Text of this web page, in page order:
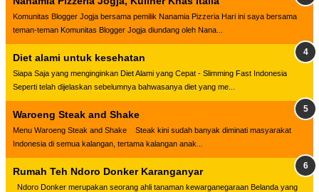
Komunitas Blogger Jogja bersama pemilik Nanamia Pizzeria Hari ini saya bersama
teman-teman Komunitas Blogger Jogja diundang oleh Nana...
Diet alami untuk kesehatan
Siapa Saja yang menginginkan Diet Alami yang Cepat - Slimming Fast Indonesia
Seperti telah dijelaskan sebelumnya bahwasanya diet yang me...
Waroeng Steak and Shake
Menu Waroeng Steak and Shake Steak kini sudah banyak diminati masyarakat
Indonesia di semua kalangan, tertama kalangan anak...
Rumah Teh Ndoro Donker Karanganyar
Ndoro Donker merupakan seorang ahli tanaman kewarganegaraan Belanda yang